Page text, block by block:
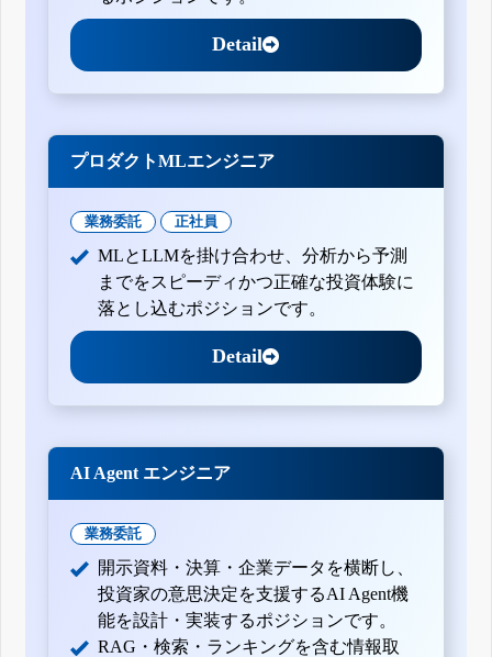
Detail
プロダクトMLエンジニア
業務委託 正社員
MLとLLMを掛け合わせ、分析から予測
までをスピーディかつ正確な投資体験に
落とし込むポジションです。
Detail
AI Agent エンジニア
業務委託
開示資料・決算・企業データを横断し、
投資家の意思決定を支援するAI Agent機
能を設計・実装するポジションです。
RAG・検索・ランキングを含む情報取